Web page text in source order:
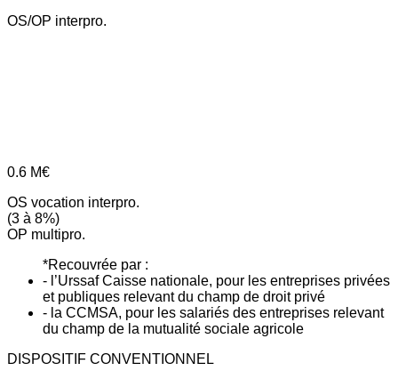
OS/OP interpro.
0.6 M€
OS vocation interpro.
(3 à 8%)
OP multipro.
*Recouvrée par :
- l’Urssaf Caisse nationale, pour les entreprises privées
et publiques relevant du champ de droit privé
- la CCMSA, pour les salariés des entreprises relevant
du champ de la mutualité sociale agricole
DISPOSITIF CONVENTIONNEL